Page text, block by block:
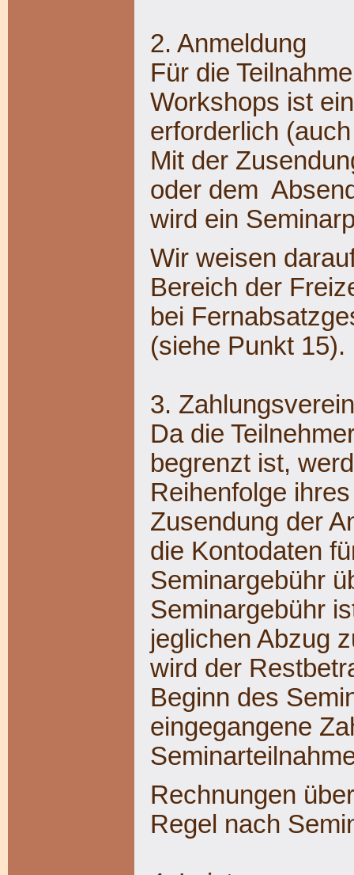
2. Anmeldung
Für die
Workshops ist
erforderlich
Mit der
oder dem
wird ein
Wir weisen
Bereich der
bei
(siehe Punkt 15).
3.
Da die
begrenzt ist,
Reihenfolge
Zusendung der
die Kontodaten
Seminargebühr
Seminargebühr
jeglichen Abzug
wird der
Beginn des
eingegangene
Rechnungen
Regel nach